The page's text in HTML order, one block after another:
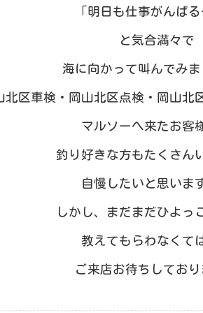
「明日も仕事がんばる
と気合満々で
海に向かって叫んでみ
北区車検・岡山北区点検・岡山北
マルソーへ来たお客
釣り好きな方もたくさん
自慢したいと思いま
しかし、まだまだひよっ
教えてもらわなくて
ご来店お待ちしており